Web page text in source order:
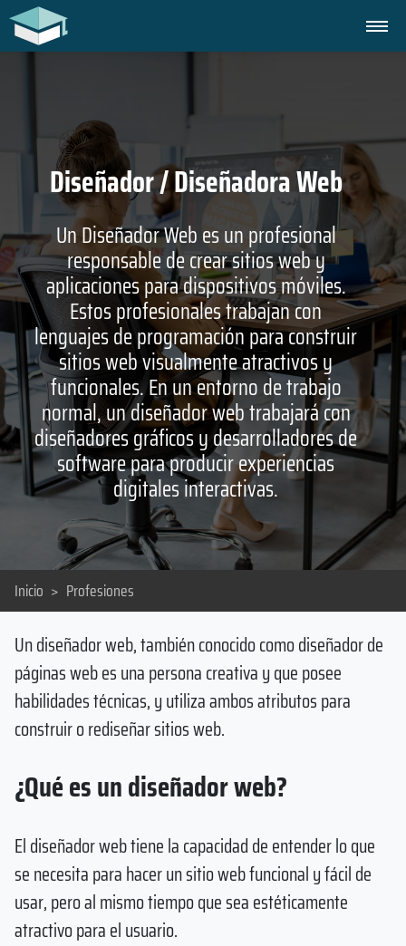
Diseñador / Diseñadora Web
Un Diseñador Web es un profesional
responsable de crear sitios web y
aplicaciones para dispositivos móviles.
Estos profesionales trabajan con
lenguajes de programación para construir
sitios web visualmente atractivos y
funcionales. En un entorno de trabajo
normal, un diseñador web trabajará con
diseñadores gráficos y desarrolladores de
software para producir experiencias
digitales interactivas.
Inicio > Profesiones
Un diseñador web, también conocido como diseñador de
páginas web es una persona creativa y que posee
habilidades técnicas, y utiliza ambos atributos para
construir o rediseñar sitios web.
¿Qué es un diseñador web?
El diseñador web tiene la capacidad de entender lo que
se necesita para hacer un sitio web funcional y fácil de
usar, pero al mismo tiempo que sea estéticamente
atractivo para el usuario.